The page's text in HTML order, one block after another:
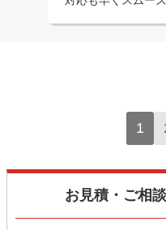
1
お見積・ご相